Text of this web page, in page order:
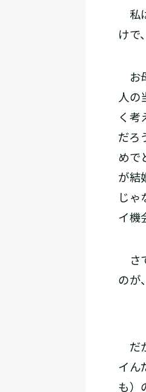
私
けで
お
人の
く考
だろ
めで
が結
じゃ
イ機
さ
のが
だ
イん
も）